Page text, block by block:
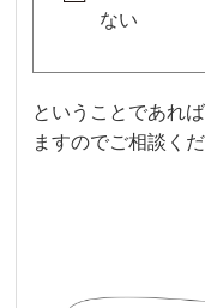
ない
ということであれ
ますのでご相談くだ